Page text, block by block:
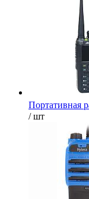
Портативная
/ шт